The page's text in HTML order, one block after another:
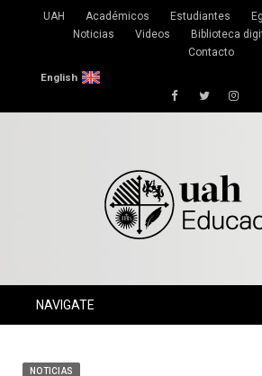
UAH Académicos Estudiantes
Noticias
Videos Biblioteca
Contacto
English
FacebookTwitter
NAVIGATE
NOTICIAS